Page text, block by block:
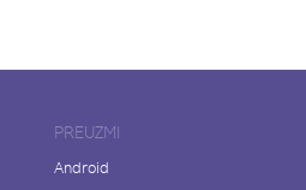
PREUZMI
Android